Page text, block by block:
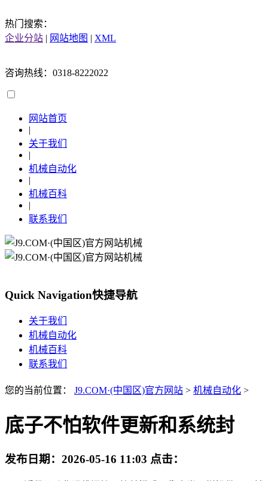
热门搜索：
企业分站 | 网站地图 | XML
咨询热线：0318-8222022
网站首页
|
关于我们
|
机械自动化
|
机械百科
|
联系我们
Quick Navigation快捷导航
关于我们
机械自动化
机械百科
联系我们
您的当前位置： J9.COM·(中国区)官方网站 > 机械自动化 >
底子不怕软件更新和系统封
发布日期： 2026-05-16 11:03 点击：